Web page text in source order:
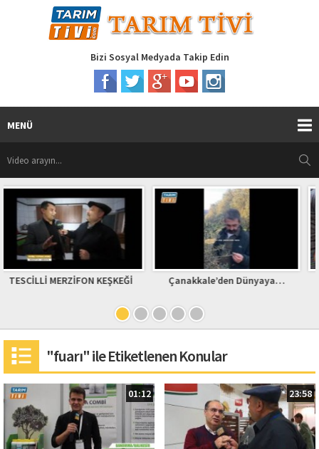
Bizi Sosyal Medyada Takip Edin
MENÜ
Çanakkale’den Dünyaya…
KAPIKAYA FESTİVALİ
"fuarı" ile Etiketlenen Konular
01:12 23:58